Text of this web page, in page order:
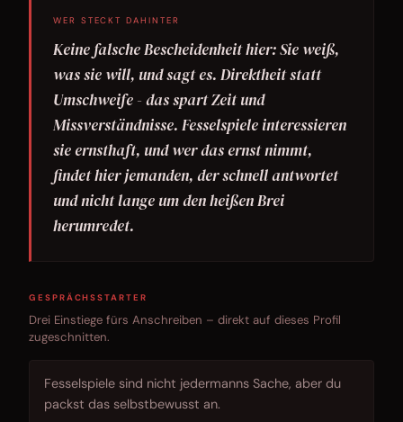
WER STECKT DAHINTER
Keine falsche Bescheidenheit hier: Sie weiß,
was sie will, und sagt es. Direktheit statt
Umschweife - das spart Zeit und
Missverständnisse. Fesselspiele interessieren
sie ernsthaft, und wer das ernst nimmt,
findet hier jemanden, der schnell antwortet
und nicht lange um den heißen Brei
herumredet.
GESPRÄCHSSTARTER
Drei Einstiege fürs Anschreiben – direkt auf dieses Profil
zugeschnitten.
Fesselspiele sind nicht jedermanns Sache, aber du
packst das selbstbewusst an.